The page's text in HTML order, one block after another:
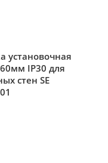
установочная
IP30 для
стен SE